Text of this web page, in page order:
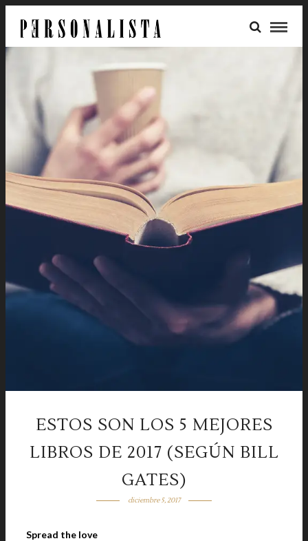
ESTOS SON LOS 5 MEJORES
LIBROS DE 2017 (SEGÚN BILL
GATES)
diciembre 5, 2017
Spread the love